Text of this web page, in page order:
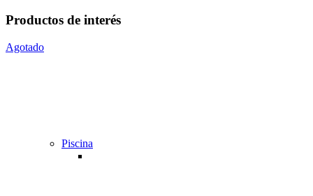
Piscina
Productos de interés
Agotado